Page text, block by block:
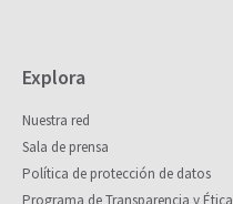
Explora
Nuestra red
Sala de prensa
Política de protección de datos
Programa de Transparencia y Ética